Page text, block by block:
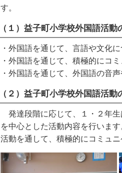
す。
（１）益子町小学校外国語活動
・外国語を通じて、言語や文化
・外国語を通じて、積極的にコ
・外国語を通じて、外国語の音
（２）益子町小学校外国語活動
発達段階に応じて、１・２年生
を中心とした活動内容を行いま
活動を通して、積極的にコミュ